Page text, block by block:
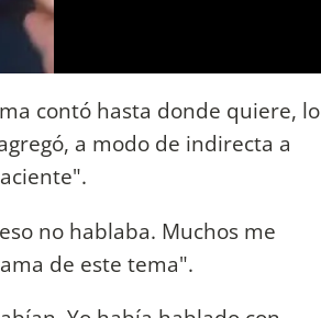
contó hasta donde quiere, lo
a modo de indirecta a
no hablaba. Muchos me
de este tema".